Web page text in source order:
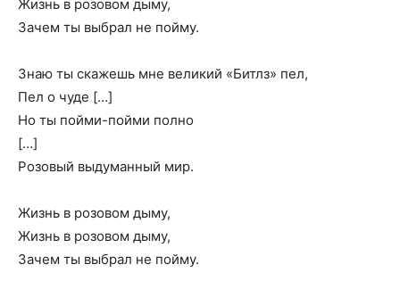
Жизнь в розовом дыму,
Зачем ты выбрал не пойму.
Знаю ты скажешь мне великий «Битлз» пел,
Пел о чуде […]
Но ты пойми-пойми полно
[…]
Розовый выдуманный мир.
Жизнь в розовом дыму,
Жизнь в розовом дыму,
Зачем ты выбрал не пойму.